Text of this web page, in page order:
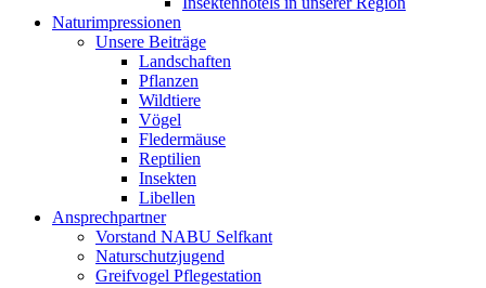
Naturimpressionen
Unsere Beiträge
Landschaften
Pflanzen
Wildtiere
Vögel
Fledermäuse
Reptilien
Insekten
Libellen
Ansprechpartner
Vorstand NABU Selfkant
Naturschutzjugend
Greifvogel Pflegestation